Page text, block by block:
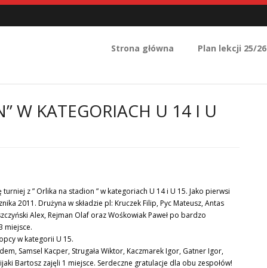
Strona główna Plan lekcji 25/26
W KATEGORIACH U 14 I U
z ” Orlika na stadion ” w kategoriach U 14 i U 15. Jako pierwsi
2011. Drużyna w składzie pl: Kruczek Filip, Pyc Mateusz, Antas
Alex, Rejman Olaf oraz Wośkowiak Paweł po bardzo
miejsce.
w kategorii U 15.
Samsel Kacper, Strugała Wiktor, Kaczmarek Igor, Gatner Igor,
Bartosz zajęli 1 miejsce. Serdeczne gratulacje dla obu zespołów!